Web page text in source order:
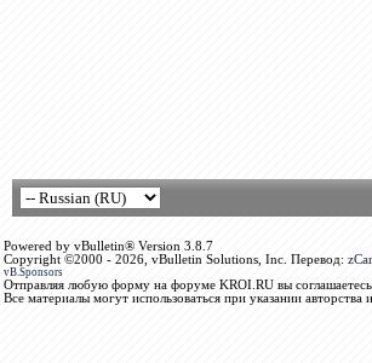
Powered by vBulletin® Version 3.8.7
Copyright ©2000 - 2026, vBulletin Solutions, Inc. Перевод:
vB.Sponsors
Отправляя любую форму на форуме KROI.RU вы
Все материалы могут использоваться при указании